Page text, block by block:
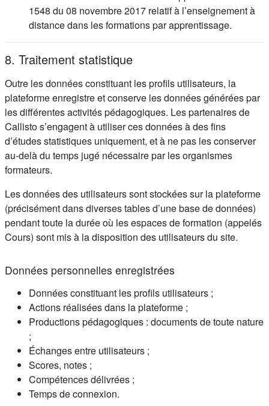
1548 du 08 novembre 2017 relatif à l’enseignement à
distance dans les formations par apprentissage.
8. Traitement statistique
Outre les données constituant les profils utilisateurs, la
plateforme enregistre et conserve les données générées par
les différentes activités pédagogiques. Les partenaires de
Callisto s’engagent à utiliser ces données à des fins
d’études statistiques uniquement, et à ne pas les conserver
au-delà du temps jugé nécessaire par les organismes
formateurs.
Les données des utilisateurs sont stockées sur la plateforme
(précisément dans diverses tables d’une base de données)
pendant toute la durée où les espaces de formation (appelés
Cours) sont mis à la disposition des utilisateurs du site.
Données personnelles enregistrées
Données constituant les profils utilisateurs ;
Actions réalisées dans la plateforme ;
Productions pédagogiques : documents de toute nature
;
Échanges entre utilisateurs ;
Scores, notes ;
Compétences délivrées ;
Temps de connexion.